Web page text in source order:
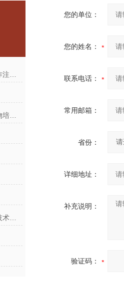
您的单位：
您的姓名：
联系电话：
常用邮箱：
省份：
详细地址：
补充说明：
验证码：